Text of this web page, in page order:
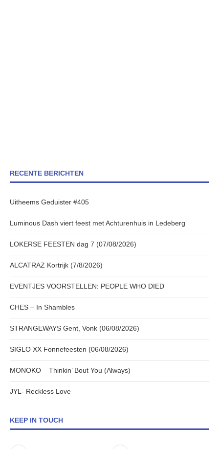
RECENTE BERICHTEN
Uitheems Geduister #405
Luminous Dash viert feest met Achturenhuis in Ledeberg
LOKERSE FEESTEN dag 7 (07/08/2026)
ALCATRAZ Kortrijk (7/8/2026)
EVENTJES VOORSTELLEN: PEOPLE WHO DIED
CHES – In Shambles
STRANGEWAYS Gent, Vonk (06/08/2026)
SIGLO XX Fonnefeesten (06/08/2026)
MONOKO – Thinkin’ Bout You (Always)
JYL- Reckless Love
KEEP IN TOUCH